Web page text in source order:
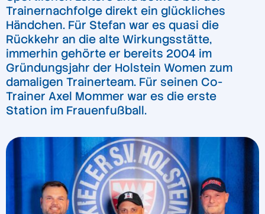
Trainernachfolge direkt ein glückliches
Händchen. Für Stefan war es quasi die
Rückkehr an die alte Wirkungsstätte,
immerhin gehörte er bereits 2004 im
Gründungsjahr der Holstein Women zum
damaligen Trainerteam. Für seinen Co-
Trainer Axel Mommer war es die erste
Station im Frauenfußball.